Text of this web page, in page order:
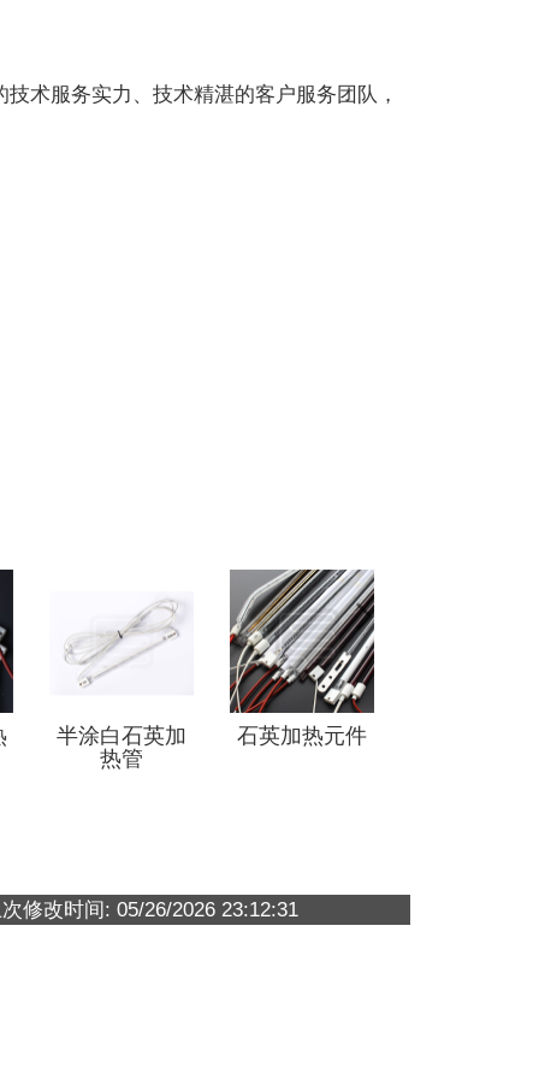
术服务实力、技术精湛的客户服务团队，
半涂白石英加
热管
石英加热元件
修改时间: 05/26/2026 23:12:31